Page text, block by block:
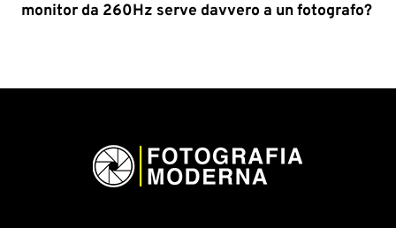
monitor da 260Hz serve davvero a un fotografo?